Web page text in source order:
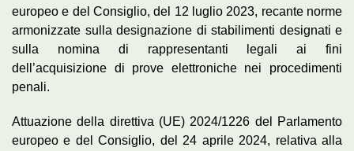
europeo e del Consiglio, del 12 luglio 2023, recante norme
armonizzate sulla designazione di stabilimenti designati e
sulla nomina di rappresentanti legali ai fini
dell’acquisizione di prove elettroniche nei procedimenti
penali.
Attuazione della direttiva (UE) 2024/1226 del Parlamento
europeo e del Consiglio, del 24 aprile 2024, relativa alla